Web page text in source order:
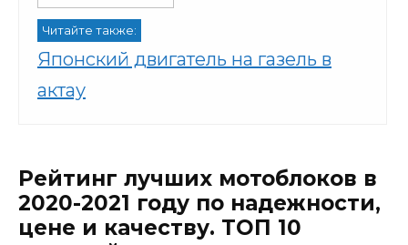
Читайте также:
Японский двигатель на газель в
актау
Рейтинг лучших мотоблоков в
2020-2021 году по надежности,
цене и качеству. ТОП 10